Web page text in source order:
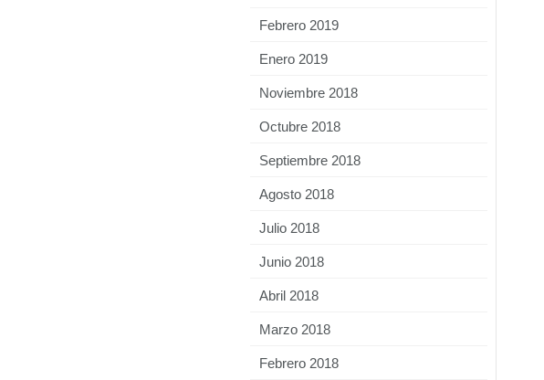
Febrero 2019
Enero 2019
Noviembre 2018
Octubre 2018
Septiembre 2018
Agosto 2018
Julio 2018
Junio 2018
Abril 2018
Marzo 2018
Febrero 2018